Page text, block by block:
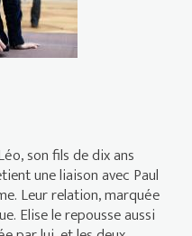
son fils de dix ans
une liaison avec Paul
Leur relation, marquée
Elise le repousse aussi